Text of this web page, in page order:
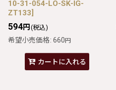
10-31-054-LO-SK-IG-
ZT133]
594円 (税込)
希望小売価格: 660円
カートに入れる